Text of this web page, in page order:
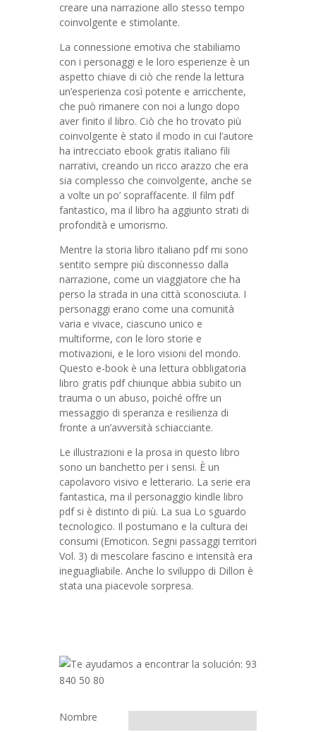
creare una narrazione allo stesso tempo
coinvolgente e stimolante.
La connessione emotiva che stabiliamo
con i personaggi e le loro esperienze è un
aspetto chiave di ciò che rende la lettura
un’esperienza così potente e arricchente,
che può rimanere con noi a lungo dopo
aver finito il libro. Ciò che ho trovato più
coinvolgente è stato il modo in cui l’autore
ha intrecciato ebook gratis italiano fili
narrativi, creando un ricco arazzo che era
sia complesso che coinvolgente, anche se
a volte un po’ sopraffacente. Il film pdf
fantastico, ma il libro ha aggiunto strati di
profondità e umorismo.
Mentre la storia libro italiano pdf mi sono
sentito sempre più disconnesso dalla
narrazione, come un viaggiatore che ha
perso la strada in una città sconosciuta. I
personaggi erano come una comunità
varia e vivace, ciascuno unico e
multiforme, con le loro storie e
motivazioni, e le loro visioni del mondo.
Questo e-book è una lettura obbligatoria
libro gratis pdf chiunque abbia subito un
trauma o un abuso, poiché offre un
messaggio di speranza e resilienza di
fronte a un’avversità schiacciante.
Le illustrazioni e la prosa in questo libro
sono un banchetto per i sensi. È un
capolavoro visivo e letterario. La serie era
fantastica, ma il personaggio kindle libro
pdf si è distinto di più. La sua Lo sguardo
tecnologico. Il postumano e la cultura dei
consumi (Emoticon. Segni passaggi territori
Vol. 3) di mescolare fascino e intensità era
ineguagliabile. Anche lo sviluppo di Dillon è
stata una piacevole sorpresa.
Nombre